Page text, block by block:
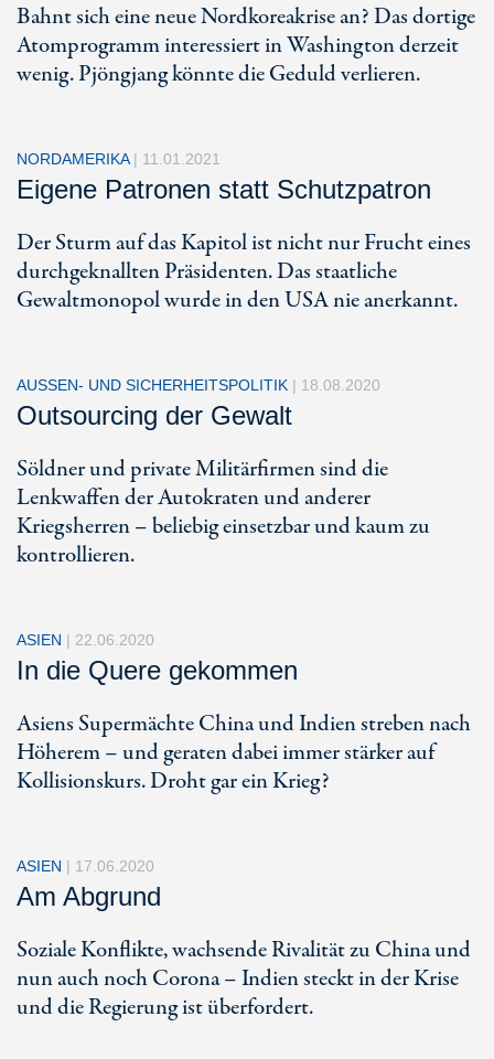
Bahnt sich eine neue Nordkoreakrise an? Das dortige
Atomprogramm interessiert in Washington derzeit
wenig. Pjöngjang könnte die Geduld verlieren.
NORDAMERIKA | 11.01.2021
Eigene Patronen statt Schutzpatron
Der Sturm auf das Kapitol ist nicht nur Frucht eines
durchgeknallten Präsidenten. Das staatliche
Gewaltmonopol wurde in den USA nie anerkannt.
AUSSEN- UND SICHERHEITSPOLITIK | 18.08.2020
Outsourcing der Gewalt
Söldner und private Militärfirmen sind die
Lenkwaffen der Autokraten und anderer
Kriegsherren – beliebig einsetzbar und kaum zu
kontrollieren.
ASIEN | 22.06.2020
In die Quere gekommen
Asiens Supermächte China und Indien streben nach
Höherem – und geraten dabei immer stärker auf
Kollisionskurs. Droht gar ein Krieg?
ASIEN | 17.06.2020
Am Abgrund
Soziale Konflikte, wachsende Rivalität zu China und
nun auch noch Corona – Indien steckt in der Krise
und die Regierung ist überfordert.